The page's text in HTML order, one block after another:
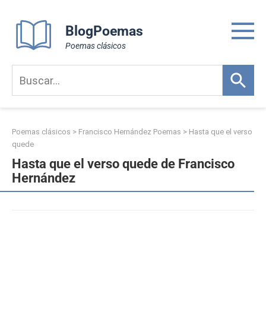
content
BlogPoemas
Poemas clásicos
Poemas clásicos > Francisco Hernández Poemas > Hasta que el verso
quede
Hasta que el verso quede de Francisco
Hernández